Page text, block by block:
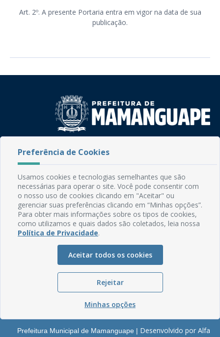
Art. 2º. A presente Portaria entra em vigor na data de sua
publicação.
Rua do Imperador, 78, Centro
Email: comunicacao@mamanguape.pb.gov.br
Expediente: Segunda à Sexta, das 08h às 13h
Mapa do Site
Perguntas frequentes
Glossário
Serviços Internos
Prefeitura Municipal de Mamanguape | Desenvolvido por Alfa
Preferência de Cookies
Usamos cookies e tecnologias semelhantes que são
necessárias para operar o site. Você pode consentir com
o nosso uso de cookies clicando em "Aceitar" ou
gerenciar suas preferências clicando em “Minhas opções”.
Para obter mais informações sobre os tipos de cookies,
como utilizamos e quais dados são coletados, leia nossa
Política de Privacidade.
Aceitar todos os cookies
Rejeitar
Minhas opções